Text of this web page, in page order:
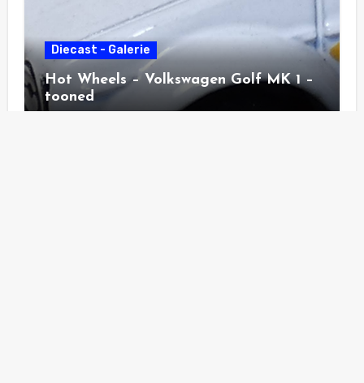
Diecast - Galerie
Hot Wheels – Volkswagen Golf MK 1 –
tooned